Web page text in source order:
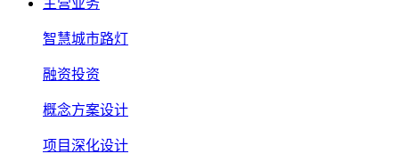
主营业务
智慧城市路灯
融资投资
概念方案设计
项目深化设计